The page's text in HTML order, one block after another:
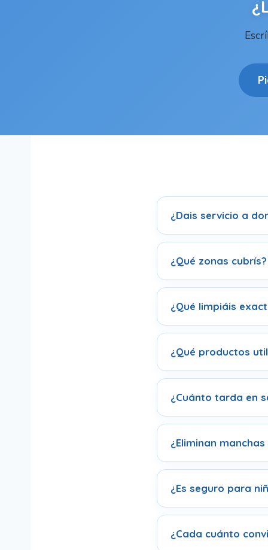
¿Dais servicio a
¿Qué zonas cubrís?
¿Qué limpiáis
¿Qué productos
¿Cuánto tarda en
¿Eliminan
¿Es seguro para
¿Cada cuánto